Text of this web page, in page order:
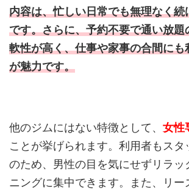
内容は、忙しい日常でも無理なく続
です。さらに、予約不要で通い放題
軟性が高く、仕事や家事の合間にも
が魅力です。
他のジムにはない特徴として、 女性
ことが挙げられます。利用者もスタ
のため、男性の目を気にせずリラッ
ニングに集中できます。また、リー